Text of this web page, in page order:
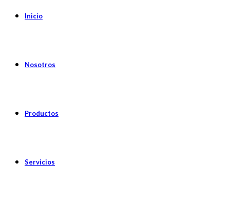
Inicio
Nosotros
Productos
Servicios